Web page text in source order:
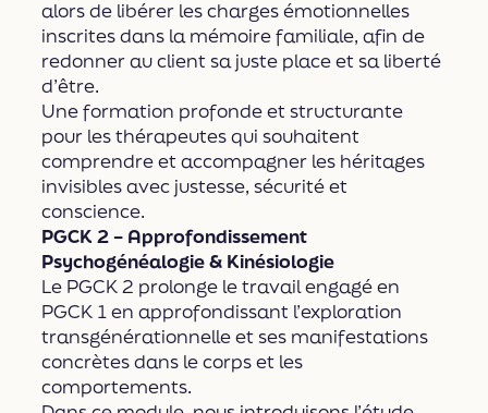
alors de libérer les charges émotionnelles
inscrites dans la mémoire familiale, afin de
redonner au client sa juste place et sa liberté
d’être.
Une formation profonde et structurante
pour les thérapeutes qui souhaitent
comprendre et accompagner les héritages
invisibles avec justesse, sécurité et
conscience.
PGCK 2 – Approfondissement
Psychogénéalogie & Kinésiologie
Le PGCK 2 prolonge le travail engagé en
PGCK 1 en approfondissant l’exploration
transgénérationnelle et ses manifestations
concrètes dans le corps et les
comportements.